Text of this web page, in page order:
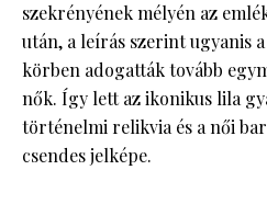
szekrényének mélyén az
után, a leírás szerint ugyanis
körben adogatták tovább
nők. Így lett az ikonikus lila
történelmi relikvia és a női
csendes jelképe.